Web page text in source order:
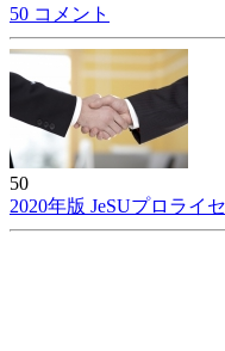
50 コメント
50
2020年版 JeSUプロライ